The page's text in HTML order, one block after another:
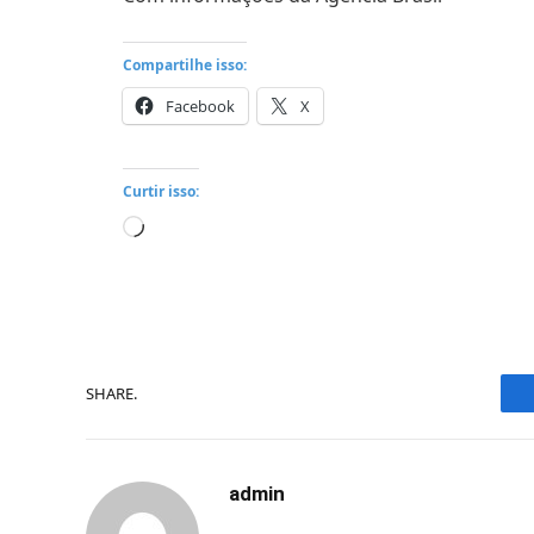
Compartilhe isso:
Facebook X
Curtir isso:
Carregando...
SHARE.
admin